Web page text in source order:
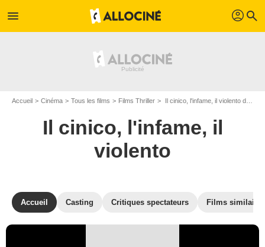
menu profil search
Accueil Cinéma Tous les films Films Thriller Il cinico, l'infame, il violento de Umberto Lenzi
Il cinico, l'infame, il
violento
Accueil Casting Critiques spectateurs Films similaires